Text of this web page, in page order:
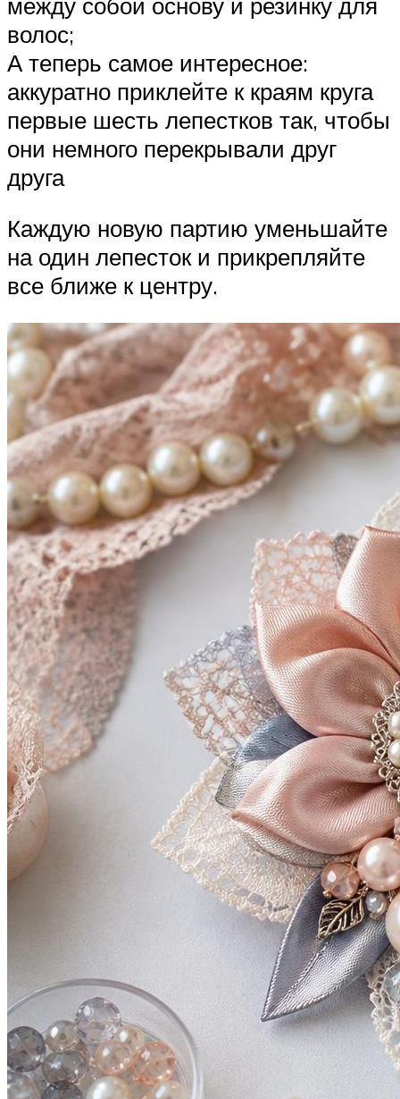
волос;
А теперь самое интересное:
аккуратно приклейте к краям круга
первые шесть лепестков так, чтобы
они немного перекрывали друг
друга
Каждую новую партию уменьшайте
на один лепесток и прикрепляйте
все ближе к центру.